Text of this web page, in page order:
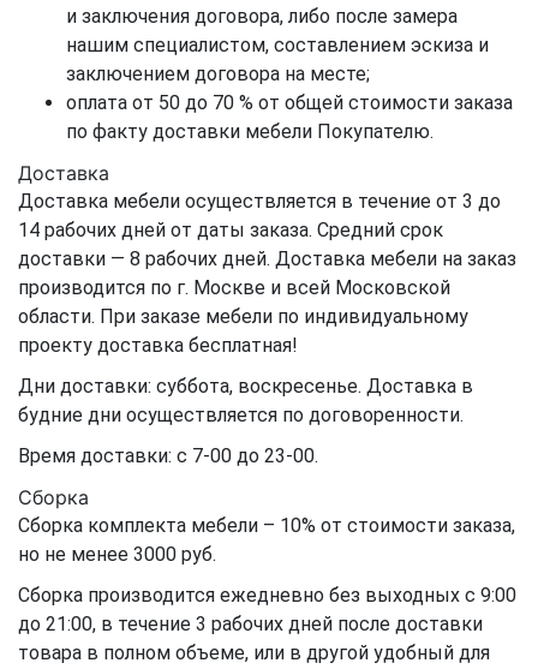
и заключения договора, либо после замера
нашим специалистом, составлением эскиза и
заключением договора на месте;
оплата от 50 до 70 % от общей стоимости заказа
по факту доставки мебели Покупателю.
Доставка
Доставка мебели осуществляется в течение от 3 до
14 рабочих дней от даты заказа. Средний срок
доставки — 8 рабочих дней. Доставка мебели на заказ
производится по г. Москве и всей Московской
области. При заказе мебели по индивидуальному
проекту доставка бесплатная!
Дни доставки: суббота, воскресенье. Доставка в
будние дни осуществляется по договоренности.
Время доставки: с 7-00 до 23-00.
Сборка
Сборка комплекта мебели – 10% от стоимости заказа,
но не менее 3000 руб.
Сборка производится ежедневно без выходных с 9:00
до 21:00, в течение 3 рабочих дней после доставки
товара в полном объеме, или в другой удобный для